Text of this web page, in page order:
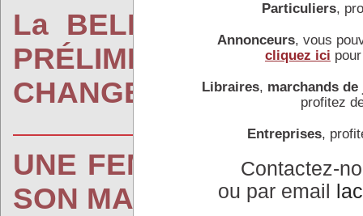
La BELLE LOLA est
PRÉLIMINAIRES
CHANGER de NOM...!
UNE FEMME FAIT UNE
SON MARI... !
Particuliers,
Annonceurs, vous
cliquez ici
Libraires, marchands de
profitez
Entreprises,
Contactez-
ou par email